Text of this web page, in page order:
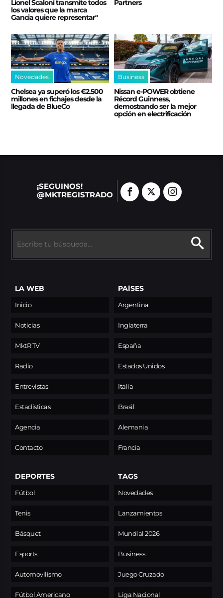
Lionel Scaloni transmite todos
los valores que la marca
Gancia quiere representar"
Partners
Novedades
Chelsea ya superó los €2.500
millones en fichajes desde la
llegada de BlueCo
Business
Nissan e‑POWER obtiene
Récord Guinness,
demostrando ser la mejor
opción en electrificación
¡SEGUINOS!
@MKTREGISTRADO
LA WEB
Inicio
Noticias
MktR TV
Radio
Entrevistas
Estadísticas
Agencia
Contacto
PAÍSES
Argentina
Inglaterra
España
Estados Unidos
Italia
Brasil
Alemania
Francia
DEPORTES
Fútbol
Tenis
Básquet
Esports
Automovilismo
Fútbol Americano
TAGS
Novedades
Lanzamientos
Mundial 2026
Business
Juego Cruzado
Liga Nacional